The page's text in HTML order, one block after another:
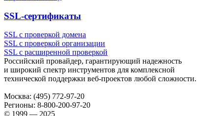
SSL-сертификаты
SSL с проверкой домена
SSL с проверкой организации
SSL с расширенной проверкой
Российский провайдер, гарантирующий надежность
и широкий спектр инструментов для комплексной
технической поддержки веб-проектов любой сложности.
Москва: (495) 772-97-20
Регионы: 8-800-200-97-20
© 1999 — 2025